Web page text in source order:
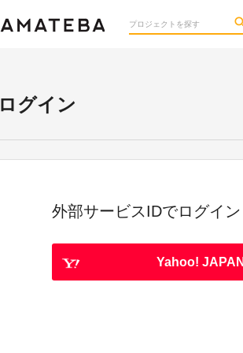
ログイン
外部サービスIDでログイン
Yahoo!